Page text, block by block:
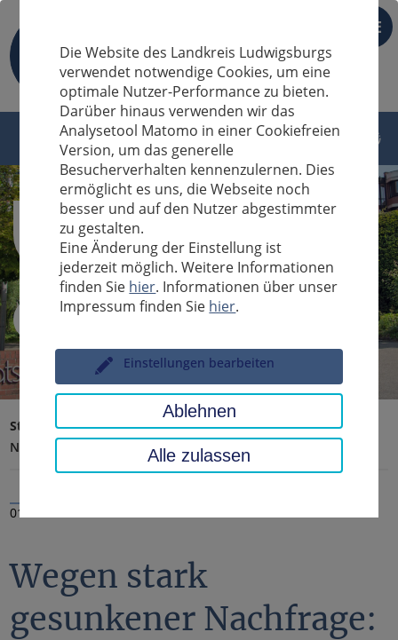
DE
Sucheingabe
Startseite Landratsamt, Landkreis
Aktuelles
Nachrichten
01.07.2021
Wegen stark
gesunkener Nachfrage:
Die Website des Landkreis Ludwigsburgs
verwendet notwendige Cookies, um eine
optimale Nutzer-Performance zu bieten.
Darüber hinaus verwenden wir das
Analysetool Matomo in einer Cookiefreien
Version, um das generelle
Besucherverhalten kennenzulernen. Dies
ermöglicht es uns, die Webseite noch
besser und auf den Nutzer abgestimmter
zu gestalten.
Eine Änderung der Einstellung ist
jederzeit möglich. Weitere Informationen
finden Sie hier. Informationen über unser
Impressum finden Sie hier.
Einstellungen bearbeiten
Ablehnen
Alle zulassen